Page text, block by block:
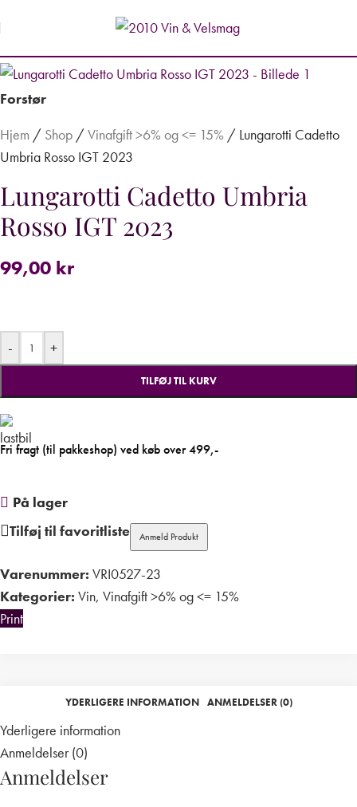
Forstør
Hjem / Shop / Vinafgift >6% og <= 15% / Lungarotti Cadetto
Umbria Rosso IGT 2023
Lungarotti Cadetto Umbria
Rosso IGT 2023
99,00 kr
- +
TILFØJ TIL KURV
Fri fragt (til pakkeshop) ved køb over 499,-
På lager
Tilføj til favoritliste
Anmeld Produkt
Varenummer: VRI0527-23
Kategorier: Vin, Vinafgift >6% og <= 15%
Print
YDERLIGERE INFORMATION ANMELDELSER (0)
Yderligere information
Anmeldelser (0)
Anmeldelser